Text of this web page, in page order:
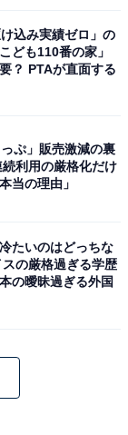
です。あらか
売上の一部が
す。
ュース お買
毎日のお買いも
。編集部員によ
も満載です。
...続きを読む
水上温泉 みなか
込み実績ゼロ」の
ども110番の家」
？ PTAが直面する
っぷ」販売激減の裏
利用の厳格化だけ
当の理由」
冷たいのはどっちな
の厳格過ぎる学歴
の曖昧過ぎる外国